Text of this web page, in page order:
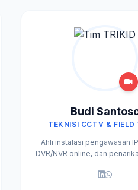
Budi
TEKNISI CCTV & FIELD
Ahli instalasi pengawasan
DVR/NVR online, dan